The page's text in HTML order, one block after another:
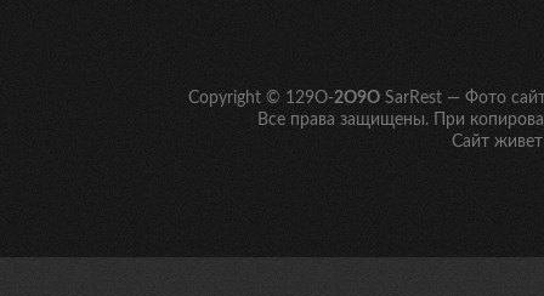
Copyright © 129O-2O9O SarRest — Фото
Все права защищены. При
Сайт живет